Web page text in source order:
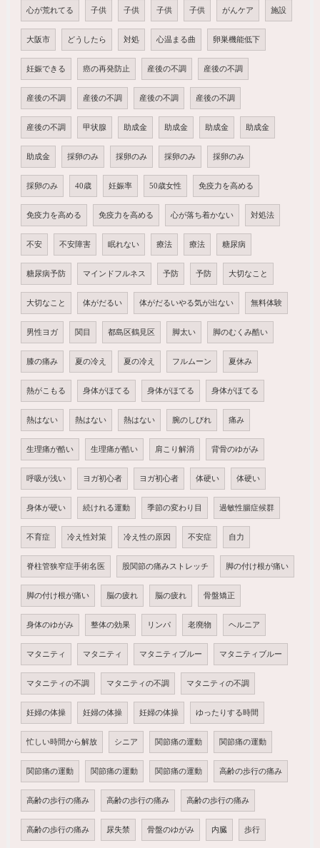
心が荒れてる 子供 子供 子供 子供 がんケア 施設
大阪市 どうしたら 対処 心温まる曲 卵巣機能低下
妊娠できる 癌の再発防止 産後の不調 産後の不調
産後の不調 産後の不調 産後の不調 産後の不調
産後の不調 甲状腺 助成金 助成金 助成金 助成金
助成金 採卵のみ 採卵のみ 採卵のみ 採卵のみ
採卵のみ 40歳 妊娠率 50歳女性 免疫力を高める
免疫力を高める 免疫力を高める 心が落ち着かない 対処法
不安 不安障害 眠れない 療法 療法 糖尿病
糖尿病予防 マインドフルネス 予防 予防 大切なこと
大切なこと 体がだるい 体がだるいやる気が出ない 無料体験
男性ヨガ 関目 都島区鶴見区 脚太い 脚のむくみ酷い
膝の痛み 夏の冷え 夏の冷え フルムーン 夏休み
熱がこもる 身体がほてる 身体がほてる 身体がほてる
熱はない 熱はない 熱はない 腕のしびれ 痛み
生理痛が酷い 生理痛が酷い 肩こり解消 背骨のゆがみ
呼吸が浅い ヨガ初心者 ヨガ初心者 体硬い 体硬い
身体が硬い 続けれる運動 季節の変わり目 過敏性腸症候群
不育症 冷え性対策 冷え性の原因 不安症 自力
脊柱管狭窄症手術名医 股関節の痛みストレッチ 脚の付け根が痛い
脚の付け根が痛い 脳の疲れ 脳の疲れ 骨盤矯正
身体のゆがみ 整体の効果 リンパ 老廃物 ヘルニア
マタニティ マタニティ マタニティブルー マタニティブルー
マタニティの不調 マタニティの不調 マタニティの不調
妊婦の体操 妊婦の体操 妊婦の体操 ゆったりする時間
忙しい時間から解放 シニア 関節痛の運動 関節痛の運動
関節痛の運動 関節痛の運動 関節痛の運動 高齢の歩行の痛み
高齢の歩行の痛み 高齢の歩行の痛み 高齢の歩行の痛み
高齢の歩行の痛み 尿失禁 骨盤のゆがみ 内臓 歩行